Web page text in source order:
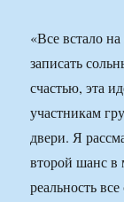
«Все встало
записать
счастью, эта
участникам
двери. Я
второй шанс в
реальность